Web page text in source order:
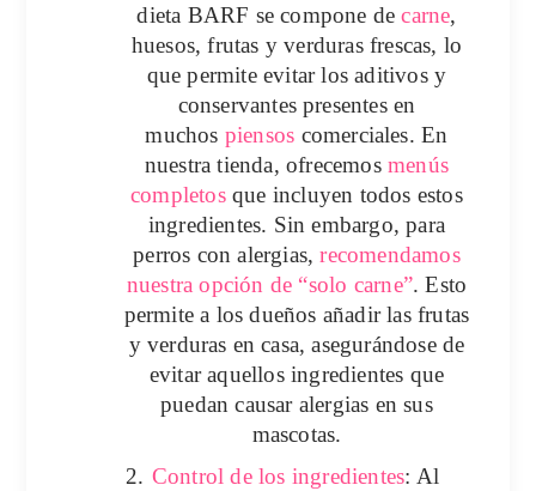
dieta BARF se compone decarne,
huesos, frutas y verduras frescas, lo
que permite evitar los aditivos y
conservantes presentes en
muchos piensos comerciales. En
nuestra tienda, ofrecemosmenús
completosque incluyen todos estos
ingredientes. Sin embargo, para
perros con alergias,recomendamos
nuestra opción de “solo carne”. Esto
permite a los dueños añadir las frutas
y verduras en casa, asegurándose de
evitar aquellos ingredientes que
puedan causar alergias en sus
mascotas.
2. Control de los ingredientes: Al